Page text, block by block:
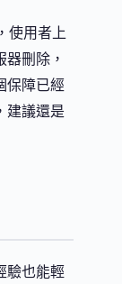
使用者上
刪除，
保障已經
建議還是
驗也能輕